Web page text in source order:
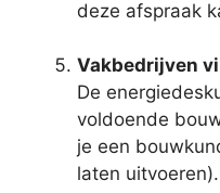
deze afspraak
Vakbedrijven
De
voldoende
je een
laten